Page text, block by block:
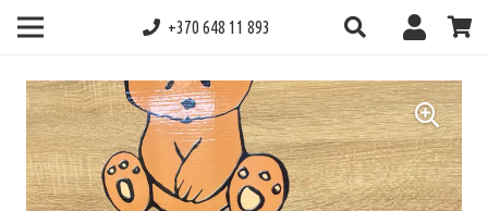
+370 648 11 893